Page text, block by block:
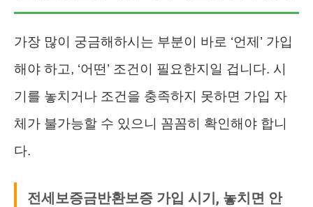
가장 많이 궁금해하시는 부분이 바로 ‘언제’ 가입
해야 하고, ‘어떤’ 조건이 필요한지일 겁니다. 시
기를 놓치거나 조건을 충족하지 못하면 가입 자
체가 불가능할 수 있으니 꼼꼼히 확인해야 합니
다.
전세보증금반환보증 가입 시기, 놓치면 안